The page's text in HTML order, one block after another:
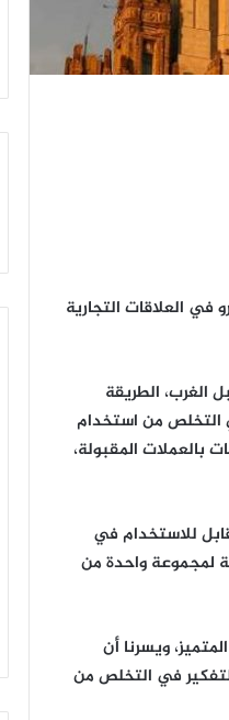
في العلاقات التجارية
الغرب، الطريقة
التخلص من استخدام
بالعملات المقبولة،
للاستخدام في
لمجموعة واحدة من
ويسرنا أن
في التخلص من